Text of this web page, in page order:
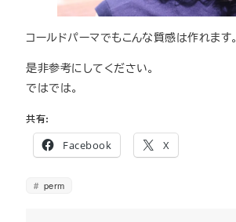
コールドパーマでもこんな質感は作れます。
是非参考にしてください。
ではでは。
共有:
Facebook
X
perm